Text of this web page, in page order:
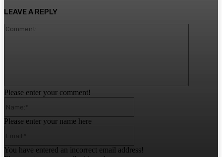
LEAVE A REPLY
Please enter your comment!
Please enter your name here
You have entered an incorrect email address!